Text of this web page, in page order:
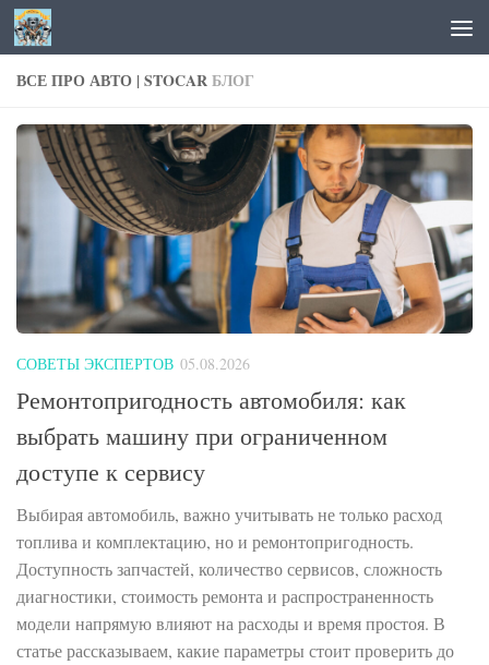
Перейти к содержимому
ВСЕ ПРО АВТО | STOCARБЛОГ
СОВЕТЫ ЭКСПЕРТОВ 05.08.2026
Ремонтопригодность автомобиля: как
выбрать машину при ограниченном
доступе к сервису
Выбирая автомобиль, важно учитывать не только расход
топлива и комплектацию, но и ремонтопригодность.
Доступность запчастей, количество сервисов, сложность
диагностики, стоимость ремонта и распространенность
модели напрямую влияют на расходы и время простоя. В
статье рассказываем, какие параметры стоит проверить до